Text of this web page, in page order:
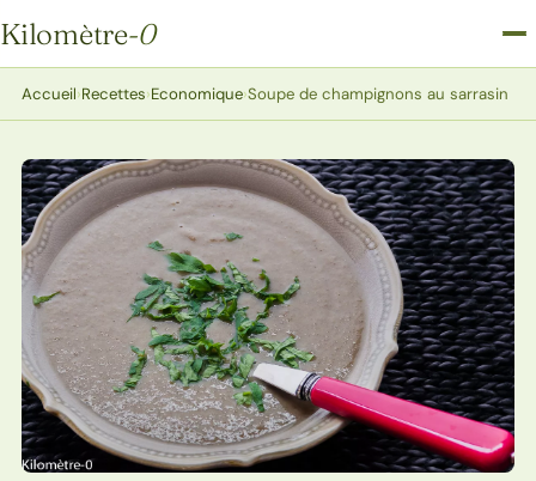
Kilomètre-0
Kilomètre-0
Accueil›Recettes›Economique›Soupe de champignons au sarrasin